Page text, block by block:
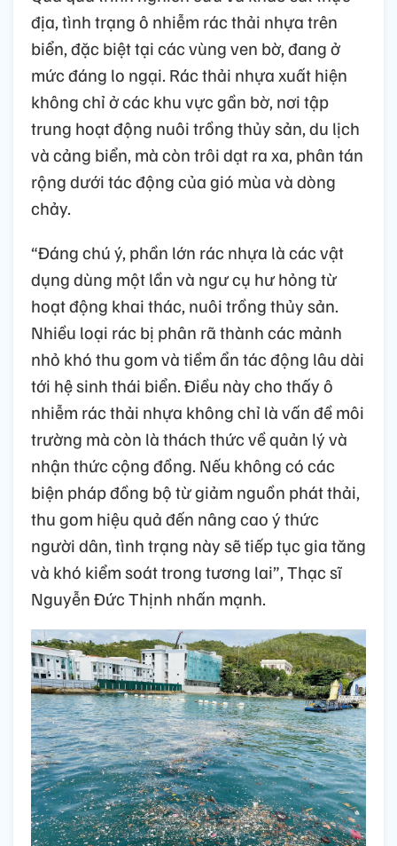
địa, tình trạng ô nhiễm rác thải nhựa trên
biển, đặc biệt tại các vùng ven bờ, đang ở
mức đáng lo ngại. Rác thải nhựa xuất hiện
không chỉ ở các khu vực gần bờ, nơi tập
trung hoạt động nuôi trồng thủy sản, du lịch
và cảng biển, mà còn trôi dạt ra xa, phân tán
rộng dưới tác động của gió mùa và dòng
chảy.
“Đáng chú ý, phần lớn rác nhựa là các vật
dụng dùng một lần và ngư cụ hư hỏng từ
hoạt động khai thác, nuôi trồng thủy sản.
Nhiều loại rác bị phân rã thành các mảnh
nhỏ khó thu gom và tiềm ẩn tác động lâu dài
tới hệ sinh thái biển. Điều này cho thấy ô
nhiễm rác thải nhựa không chỉ là vấn đề môi
trường mà còn là thách thức về quản lý và
nhận thức cộng đồng. Nếu không có các
biện pháp đồng bộ từ giảm nguồn phát thải,
thu gom hiệu quả đến nâng cao ý thức
người dân, tình trạng này sẽ tiếp tục gia tăng
và khó kiểm soát trong tương lai”, Thạc sĩ
Nguyễn Đức Thịnh nhấn mạnh.